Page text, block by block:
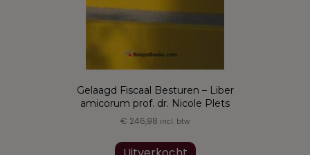
Gelaagd Fiscaal Besturen – Liber
amicorum prof. dr. Nicole Plets
€ 246,98 incl. btw